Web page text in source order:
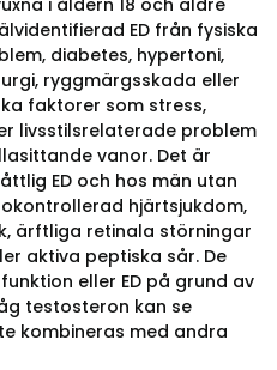
i åldern 18 och äldre
ED från fysiska
diabetes, hypertoni,
ryggmärgsskada eller
faktorer som stress,
livsstilsrelaterade problem
vanor. Det är
ED och hos män utan
hjärtsjukdom,
ärftliga retinala störningar
aktiva peptiska sår. De
eller ED på grund av
testosteron kan se
kombineras med andra